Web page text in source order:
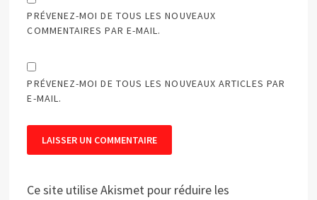
PRÉVENEZ-MOI DE TOUS LES NOUVEAUX
COMMENTAIRES PAR E-MAIL.
PRÉVENEZ-MOI DE TOUS LES NOUVEAUX ARTICLES PAR
E-MAIL.
Ce site utilise Akismet pour réduire les